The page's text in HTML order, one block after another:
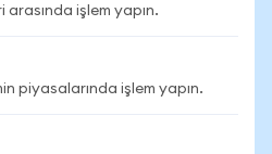
arasında işlem yapın.
piyasalarında işlem yapın.